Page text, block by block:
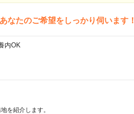
なたのご希望をしっかり伺います！
内OK
を紹介します。